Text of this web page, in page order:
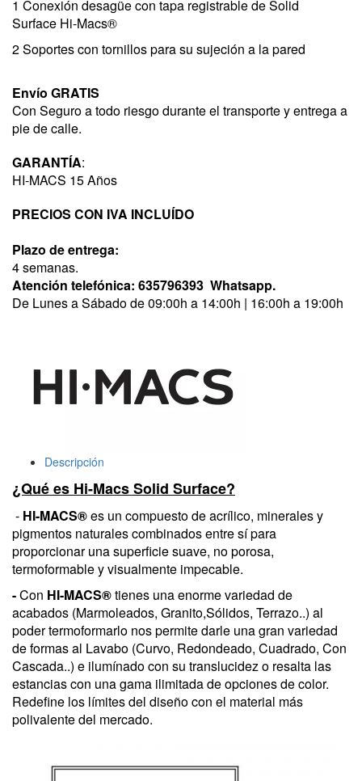
1 Conexión desagüe con tapa registrable de Solid
Surface Hi-Macs®
2 Soportes con tornillos para su sujeción a la pared
Envío GRATIS
Con Seguro a todo riesgo durante el transporte y entrega a
pie de calle.
GARANTÍA:
HI-MACS 15 Años
PRECIOS CON IVA INCLUÍDO
Plazo de entrega:
4 semanas.
Atención telefónica: 635796393 Whatsapp.
De Lunes a Sábado de 09:00h a 14:00h | 16:00h a 19:00h
Descripción
¿Qué es Hi-Macs Solid Surface?
- HI-MACS®es un compuesto de acrílico, minerales y
pigmentos naturales combinados entre sí para
proporcionar una superficie suave, no porosa,
termoformable y visualmente impecable.
-Con HI-MACS®tienes una enorme variedad de
acabados (Marmoleados, Granito,Sólidos, Terrazo..) al
poder termoformarlo nos permite darle una gran variedad
de formas al Lavabo (Curvo, Redondeado, Cuadrado, Con
Cascada..) e ilumínado con su translucidez o resalta las
estancias con una gama ilimitada de opciones de color.
Redefine los límites del diseño con el material más
polivalente del mercado.